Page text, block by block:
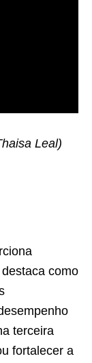
Leal)
como
terceira
fortalecer a